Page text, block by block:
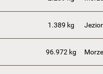
1.389 kg
96.972 kg